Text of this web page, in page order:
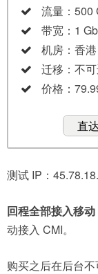
流量：500
带宽：1
机房：香
迁移：不
价格：
直
测试 IP：
回程全部接入移
动接入 CMI。
购买之后在后台不